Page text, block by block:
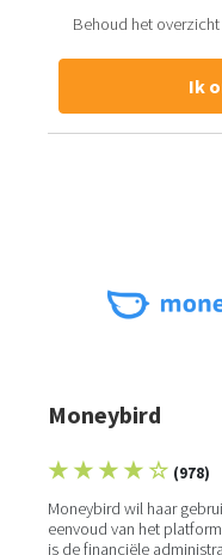
Behoud het overzicht
Ik
Moneybird
★ ★ ★ ★ ☆ (978)
Moneybird wil haar
eenvoud van het
is de financiële